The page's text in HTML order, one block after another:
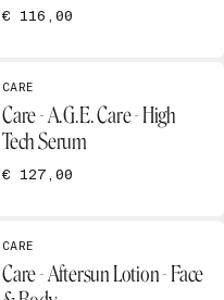
€ 116,00
CARE
Care - A.G.E. Care - High
Tech Serum
€ 127,00
CARE
Care - Aftersun Lotion - Face